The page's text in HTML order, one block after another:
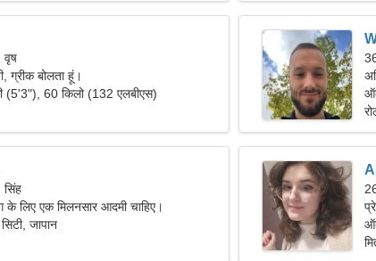
वृष
ग्रीक बोलता हूं।
(5'3"), 60 किलो (132 एलबीएस)
के लिए एक मिलनसार आदमी चाहिए।
जापान